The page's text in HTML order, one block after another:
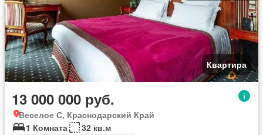
Квартира
13 000 000 руб.
Веселое С, Краснодарский Край
1 Комната
32 кв.м